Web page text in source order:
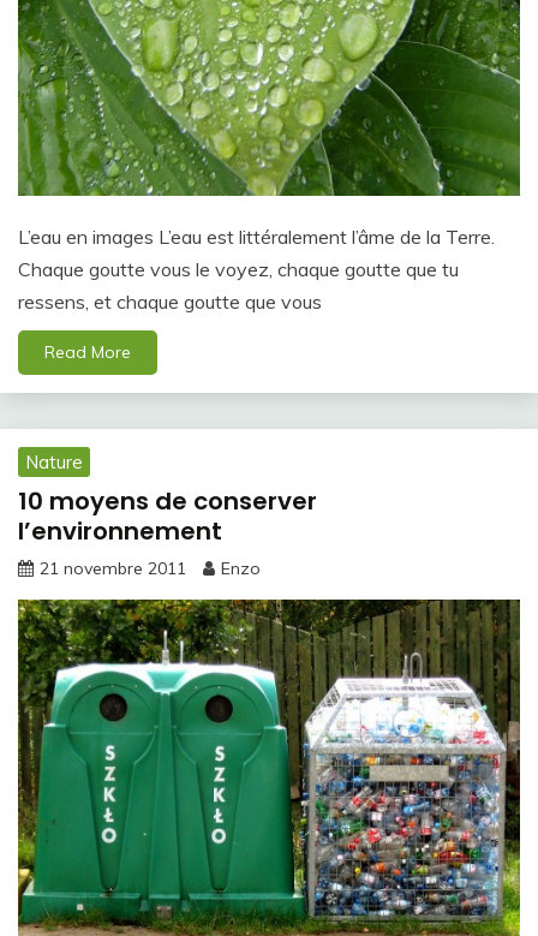
L’eau en images L’eau est littéralement l’âme de la Terre.
Chaque goutte vous le voyez, chaque goutte que tu
ressens, et chaque goutte que vous
Read More
Nature
10 moyens de conserver
l’environnement
21 novembre 2011 Enzo